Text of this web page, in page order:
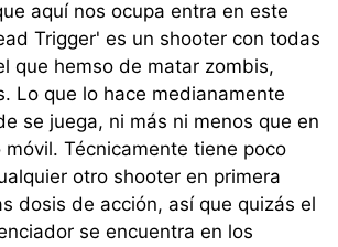
aquí nos ocupa entra en este
Trigger' es un shooter con todas
que hemso de matar zombis,
Lo que lo hace medianamente
se juega, ni más ni menos que en
Técnicamente tiene poco
otro shooter en primera
dosis de acción, así que quizás el
se encuentra en los